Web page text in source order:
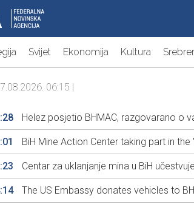
Svijet Ekonomija Kultura
06:15 |
Helez posjetio BHMAC, razgovarano o
BiH Mine Action Center taking part in
Centar za uklanjanje mina u BiH
The US Embassy donates vehicles to